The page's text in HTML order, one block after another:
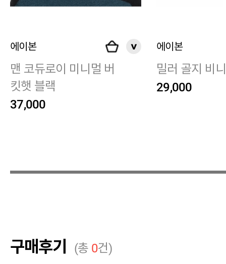
에이본
맨 코듀로이 미니멀 버
킷햇 블랙
37,000
에이본
밀러 골지 비
29,000
구매후기 (총 0건)